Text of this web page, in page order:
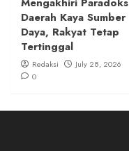
Daerah Kaya Sumber
Daya, Rakyat Tetap
Tertinggal
Redaksi
July 28, 2026
0